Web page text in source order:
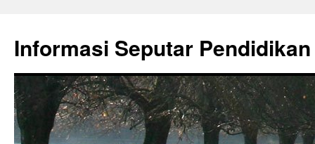
content
Informasi Seputar Pendidikan